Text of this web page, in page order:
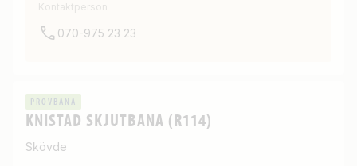
Kontaktperson
070-975 23 23
PROVBANA
KNISTAD SKJUTBANA (R114)
Skövde